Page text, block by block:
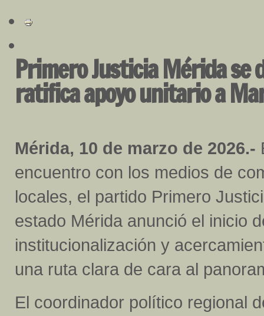
Primero Justicia Mérida se
ratifica apoyo unitario a
Mérida, 10 de marzo de 2026.-
encuentro con los medios de
locales, el partido Primero
estado Mérida anunció el inicio
institucionalización y
una ruta clara de cara al
El coordinador político regional